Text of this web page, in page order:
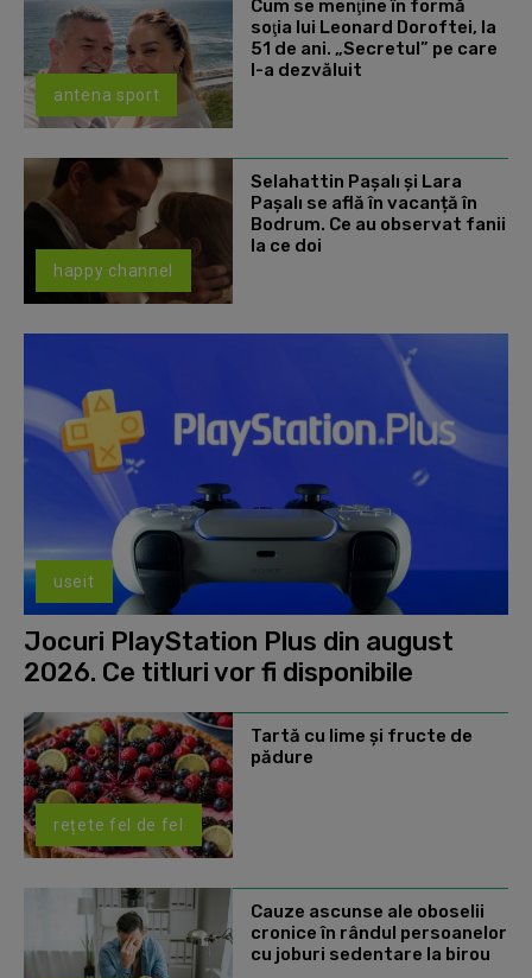
antena sport
Cum se menţine în formă
soţia lui Leonard Doroftei, la
51 de ani. „Secretul” pe care
l-a dezvăluit
happy channel
Selahattin Paşalı și Lara
Paşalı se află în vacanță în
Bodrum. Ce au observat fanii
la ce doi
useit
Jocuri PlayStation Plus din august
2026. Ce titluri vor fi disponibile
rețete fel de fel
Tartă cu lime și fructe de
pădure
Cauze ascunse ale oboselii
cronice în rândul persoanelor
cu joburi sedentare la birou